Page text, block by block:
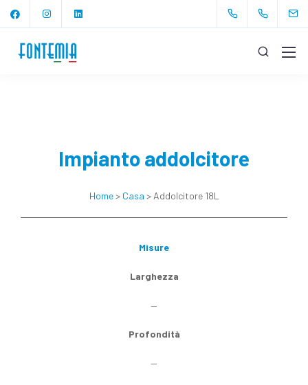
Impianto addolcitore
Home> Casa > Addolcitore 18L
Misure
Larghezza
—
Profondità
—